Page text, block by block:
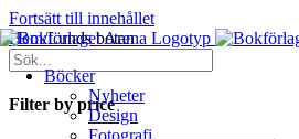
Fortsätt till innehållet
Böcker
Nyheter
Design
Fotografi
Hem/Lunds botan
Filter by price